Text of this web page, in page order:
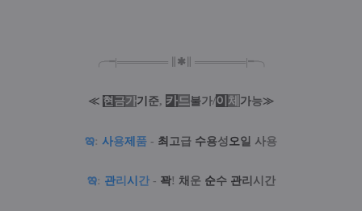
╭╼|═══════ ✱ ═══════|╾╮
≪ 현 금가기 준, 카드 불가/이 체 가능≫
ఇ: 사용제 품 - 최 고급 수용성오일 사용
ఇ: 관리 시 간 - 꽉! 채 운 순수 관리 시간